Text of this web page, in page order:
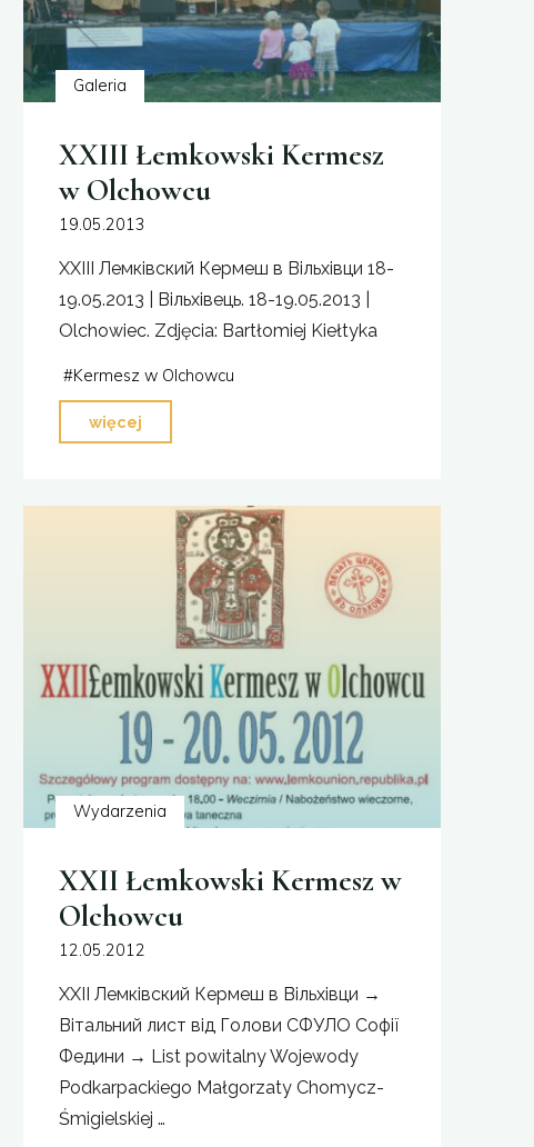
Galeria
XXIII Łemkowski Kermesz
w Olchowcu
19.05.2013
XXIII Лемківский Кeрмеш в Вільхівци 18-
19.05.2013 | Вільхівець. 18-19.05.2013 |
Olchowiec. Zdjęcia: Bartłomiej Kiełtyka
#Kermesz w Olchowcu
więcej
Olchowcu"
Wydarzenia
XXII Łemkowski Kermesz w
Olchowcu
12.05.2012
XXII Лемківский Кeрмеш в Вільхівци →
Вітальний лист від Голови СФУЛО Софії
Федини → List powitalny Wojewody
Podkarpackiego Małgorzaty Chomycz-
Śmigielskiej …